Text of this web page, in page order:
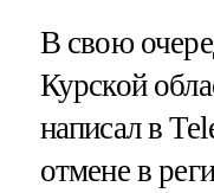
В свою
Курской
написал в
отмене в